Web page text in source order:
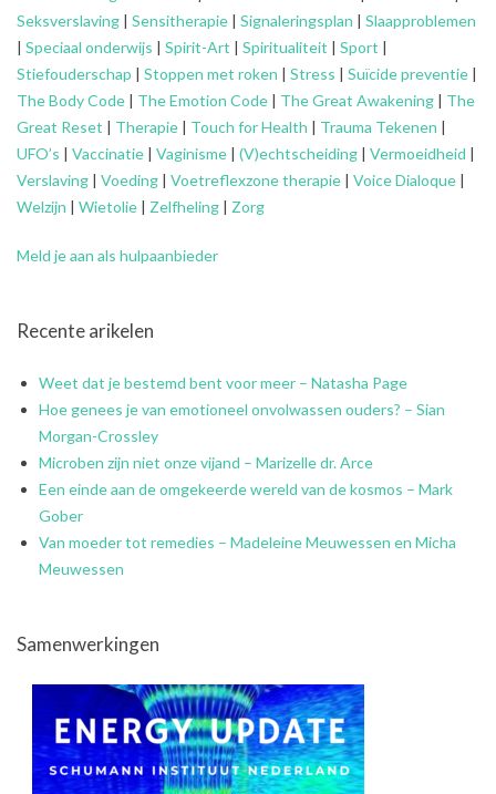
Seksverslaving | Sensitherapie | Signaleringsplan | Slaapproblemen
| Speciaal onderwijs | Spirit-Art | Spiritualiteit | Sport |
Stiefouderschap | Stoppen met roken | Stress | Suïcide preventie |
The Body Code | The Emotion Code | The Great Awakening | The
Great Reset | Therapie | Touch for Health | Trauma Tekenen |
UFO’s | Vaccinatie | Vaginisme | (V)echtscheiding | Vermoeidheid |
Verslaving | Voeding | Voetreflexzone therapie | Voice Dialoque |
Welzijn | Wietolie | Zelfheling | Zorg
Meld je aan als hulpaanbieder
Recente arikelen
Weet dat je bestemd bent voor meer – Natasha Page
Hoe genees je van emotioneel onvolwassen ouders? – Sian
Morgan-Crossley
Microben zijn niet onze vijand – Marizelle dr. Arce
Een einde aan de omgekeerde wereld van de kosmos – Mark
Gober
Van moeder tot remedies – Madeleine Meuwessen en Micha
Meuwessen
Samenwerkingen